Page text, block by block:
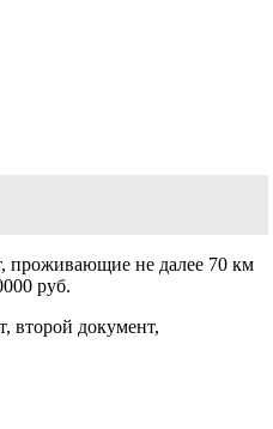
проживающие не далее 70 км
руб.
второй документ,